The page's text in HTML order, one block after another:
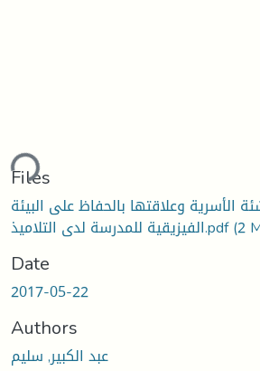
Files
الأسرية وعلاقتها بالحفاظ على البيئة
الفيزيقية للمدرسة لدى التلاميذ.pdf(2
Date
2017-05-22
Authors
عبد الكبير, سليم